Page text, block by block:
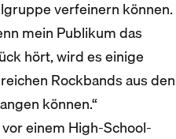
verfeinern können.
mein Publikum das
hört, wird es einige
Rockbands aus den
können.“
einem High-School-